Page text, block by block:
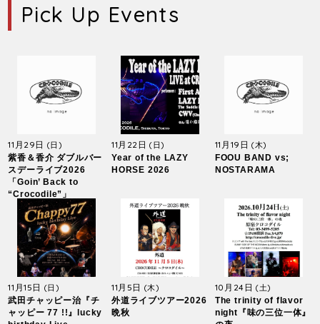
Pick Up Events
11月29日 (日)
紫香＆香介 ダブルバー
スデーライブ2026
「Goin’ Back to
“Crocodile”」
11月22日(日)
Year of the LAZY
HORSE 2026
11月19日 (木)
FOOU BAND vs;
NOSTARAMA
11月15日 (日)
武田チャッピー治『チ
ャッピー 77 !!』lucky
11月5日 (木)
外道ライブツアー2026
晩秋
10月24日 (土)
The trinity of flavor
night『味の三位一体』